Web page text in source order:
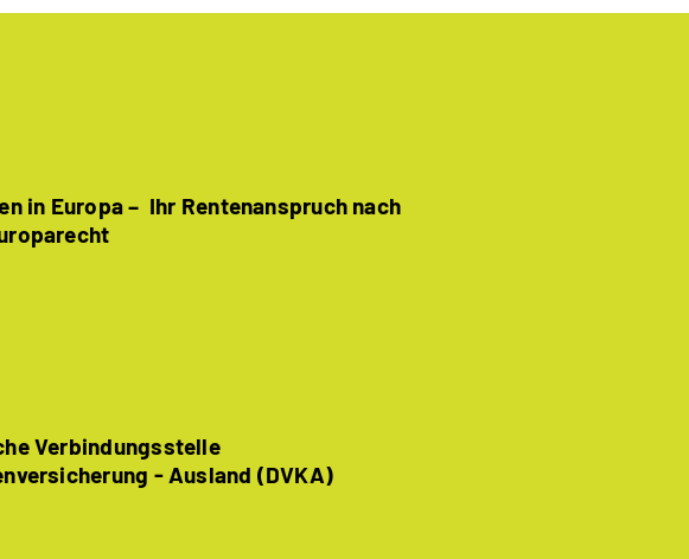
in Europa – Ihr Rentenanspruch nach
Verbindungsstelle
- Ausland (DVKA)